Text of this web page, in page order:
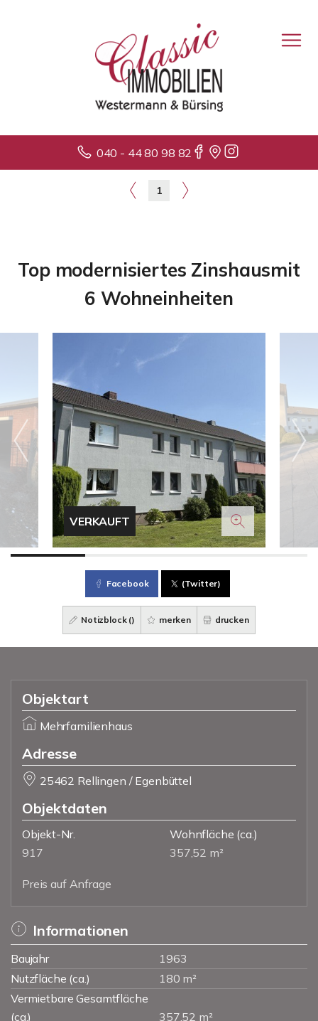
040 - 44 80 98 82
1
Top modernisiertes Zinshausmit
6 Wohneinheiten
VERKAUFT
Facebook (Twitter)
Notizblock () merken drucken
Objektart
Mehrfamilienhaus
Adresse
25462 Rellingen / Egenbüttel
Objektdaten
Objekt-Nr.
917
Wohnfläche (ca.)
357,52 m²
Preis auf Anfrage
Informationen
Baujahr
1963
Nutzfläche (ca.)
180 m²
Vermietbare Gesamtfläche
(ca.)
357,52 m²